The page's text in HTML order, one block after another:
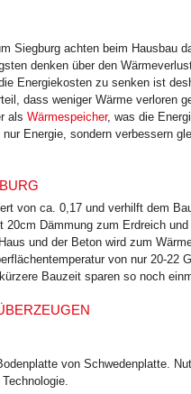
Siegburg achten beim Hausbau
denken über den
Energiekosten zu senken ist
dass weniger Wärme verloren
als Wärmespeicher, was die
Energie, sondern verbessern
von ca. 0,17 und verhilft dem
Dämmung zum Erdreich
und der Beton wird zum
von nur 20-22
Bauzeit sparen so noch
von Schwedenplatte.